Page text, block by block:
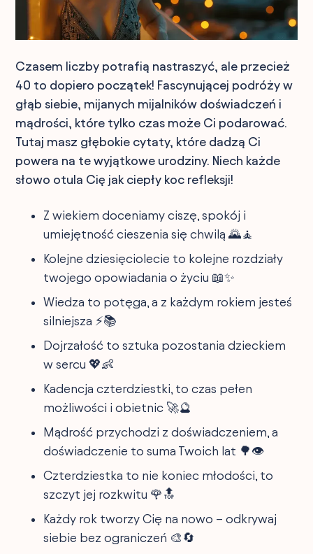
Czasem liczby potrafią nastraszyć, ale przecież
40 to dopiero początek! Fascynującej podróży w
głąb siebie, mijanych mijalników doświadczeń i
mądrości, które tylko czas może Ci podarować.
Tutaj masz głębokie cytaty, które dadzą Ci
powera na te wyjątkowe urodziny. Niech każde
słowo otula Cię jak ciepły koc refleksji!
Z wiekiem doceniamy ciszę, spokój i
umiejętność cieszenia się chwilą 🌄🧘
Kolejne dziesięciolecie to kolejne rozdziały
twojego opowiadania o życiu 📖✨
Wiedza to potęga, a z każdym rokiem jesteś
silniejsza ⚡️📚
Dojrzałość to sztuka pozostania dzieckiem
w sercu 💖👶
Kadencja czterdziestki, to czas pełen
możliwości i obietnic 🚀🔮
Mądrość przychodzi z doświadczeniem, a
doświadczenie to suma Twoich lat 🌳👁
Czterdziestka to nie koniec młodości, to
szczyt jej rozkwitu 🌹🔝
Każdy rok tworzy Cię na nowo – odkrywaj
siebie bez ograniczeń 🎨🔄